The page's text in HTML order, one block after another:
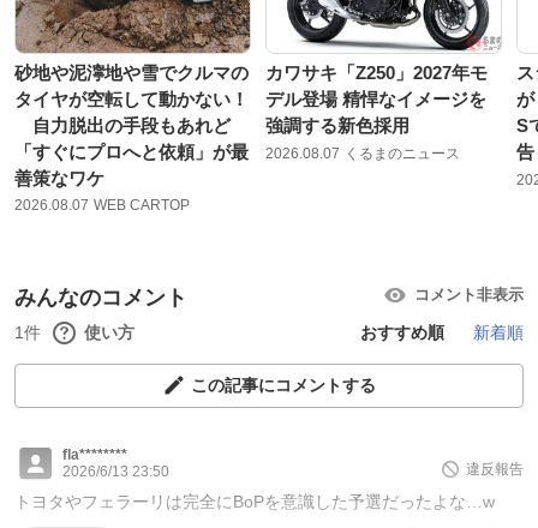
砂地や泥濘地や雪でクルマの
タイヤが空転して動かない！
自力脱出の手段もあれど
「すぐにプロへと依頼」が最
善策なワケ
2026.08.07 WEB CARTOP
カワサキ「Z250」2027年モ
デル登場 精悍なイメージを
強調する新色採用
2026.08.07 くるまのニュース
が
S
告
みんなのコメント コメント非表示
1件 使い方 おすすめ順 新着順
この記事にコメントする
fla********
2026/6/13 23:50
違反報告
トヨタやフェラーリは完全にBoPを意識した予選だったよな…w